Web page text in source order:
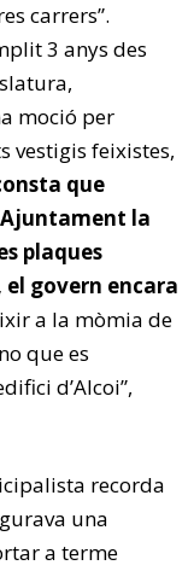
carrers”.
3 anys des
moció per
vestigis feixistes,
que
la
plaques
el govern encara
a la mòmia de
que es
d’Alcoi”,
recorda
una
a terme